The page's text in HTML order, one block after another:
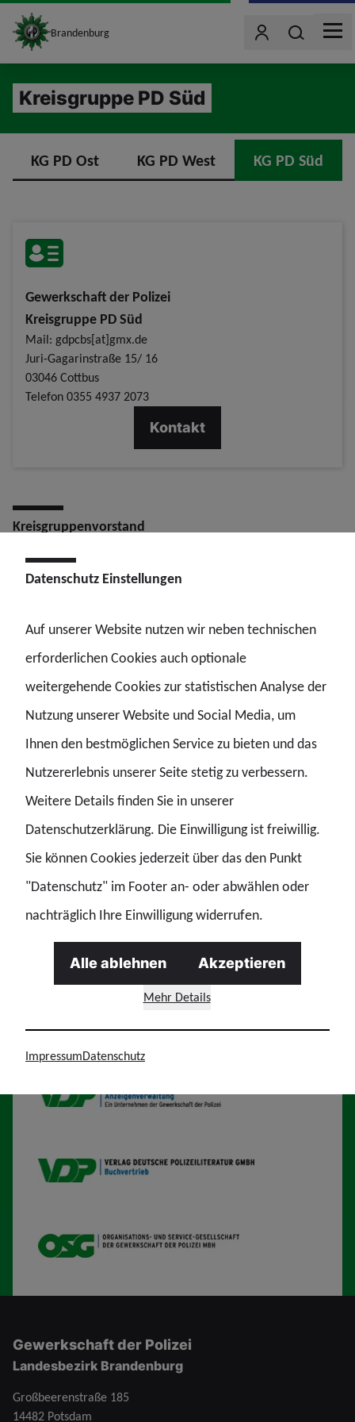
site_logo
Brandenburg BenutzerWonach
MENU
Kreisgruppe PD Süd
KG PD Ost KG PD West KG PD Süd
Gewerkschaft der Polizei
Kreisgruppe PD Süd
Mail: gdpcbs[at]gmx.de
Juri-Gagarinstraße 15/ 16
03046 Cottbus
Telefon 0355 4937 2073
Kontakt
Kreisgruppenvorstand
Vorsitzender:Maik Kettlitz
Stellv. Vorsitzende:Yvonne Hedt-Beyer
Kassiererin:Ines Lindemann
stellv. Kassierer:Sten Kohlstock
Schriftführerin:Katrin Galow
stellv. Schriftführerin:Angelina
Uwe Brunzendorf (Seniorenvertreter)
Hauptvertrauensleute
VDP AV
VDP B
OSG
Gewerkschaft der Polizei
Landesbezirk Brandenburg
Großbeerenstraße 185
14482 Potsdam
Datenschutz Einstellungen
Auf unserer Website nutzen wir neben technischen
erforderlichen Cookies auch optionale
weitergehende Cookies zur statistischen Analyse der
Nutzung unserer Website und Social Media, um
Ihnen den bestmöglichen Service zu bieten und das
Nutzererlebnis unserer Seite stetig zu verbessern.
Weitere Details finden Sie in unserer
Datenschutzerklärung. Die Einwilligung ist freiwillig.
Sie können Cookies jederzeit über das den Punkt
"Datenschutz" im Footer an- oder abwählen oder
nachträglich Ihre Einwilligung widerrufen.
Mehr Details
Alle ablehnen Akzeptieren
ImpressumDatenschutz